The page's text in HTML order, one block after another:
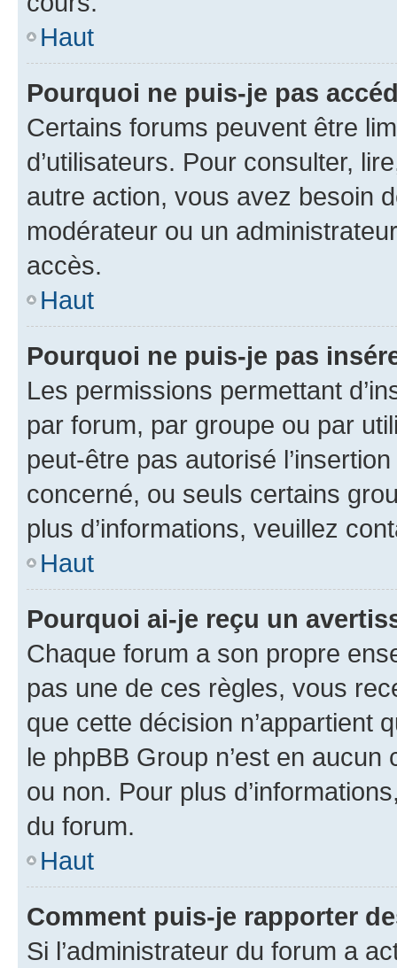
Haut
Pourquoi ne puis-je pas
Certains forums peuvent être
d’utilisateurs. Pour consulter,
autre action, vous avez besoin
modérateur ou un
accès.
Haut
Pourquoi ne puis-je pas
Les permissions permettant
par forum, par groupe ou par
peut-être pas autorisé
concerné, ou seuls certains
plus d’informations, veuillez
Haut
Pourquoi ai-je reçu un
Chaque forum a son propre
pas une de ces règles, vous
que cette décision n’appartient
le phpBB Group n’est en
ou non. Pour plus
du forum.
Haut
Comment puis-je rapporter
Si l’administrateur du forum a